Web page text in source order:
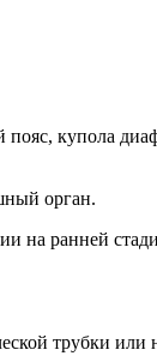
купола
орган.
на ранней
трубки или